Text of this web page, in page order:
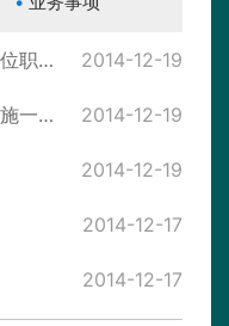
岳阳县农村综合改革办公室岗位职责和运行规则 2014-12-19
廉政风险点主要表现、避险措施一览表 2014-12-19
2014-12-19
2014-12-17
2014-12-17